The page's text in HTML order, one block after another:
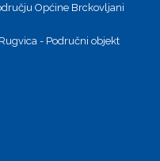
Općine Brckovljani
- Područni objekt